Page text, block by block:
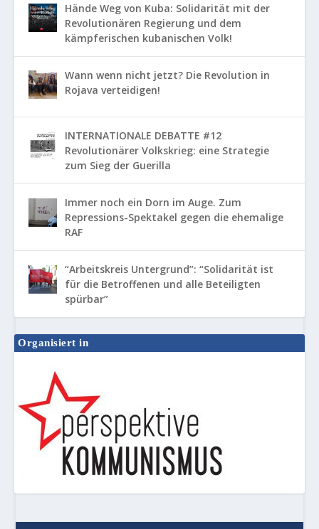
Hände Weg von Kuba: Solidarität mit der
Revolutionären Regierung und dem
kämpferischen kubanischen Volk!
Wann wenn nicht jetzt? Die Revolution in
Rojava verteidigen!
INTERNATIONALE DEBATTE #12
Revolutionärer Volkskrieg: eine Strategie
zum Sieg der Guerilla
Immer noch ein Dorn im Auge. Zum
Repressions-Spektakel gegen die ehemalige
RAF
“Arbeitskreis Untergrund”: “Solidarität ist
für die Betroffenen und alle Beteiligten
spürbar”
Organisiert in